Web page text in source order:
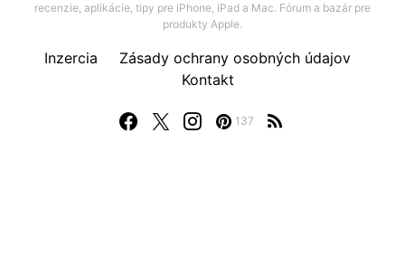
recenzie, aplikácie, tipy pre iPhone, iPad a Mac. Fórum a bazár pre
produkty Apple.
137
Inzercia
Zásady ochrany osobných údajov
Kontakt